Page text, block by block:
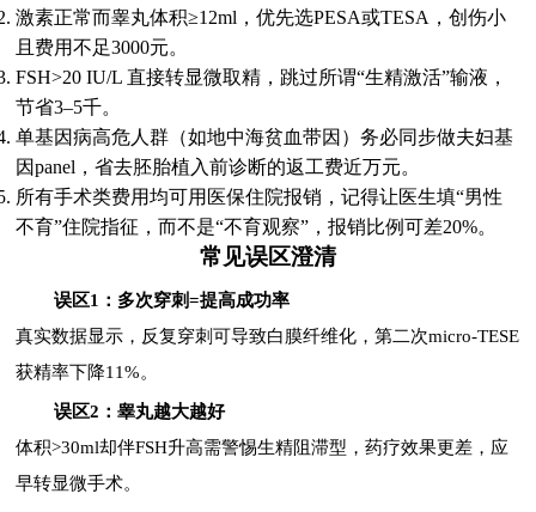
激素正常而睾丸体积≥12ml，优先选PESA或TESA，创伤小
且费用不足3000元。
FSH>20 IU/L 直接转显微取精，跳过所谓“生精激活”输液，
节省3–5千。
单基因病高危人群（如地中海贫血带因）务必同步做夫妇基
因panel，省去胚胎植入前诊断的返工费近万元。
所有手术类费用均可用医保住院报销，记得让医生填“男性
不育”住院指征，而不是“不育观察”，报销比例可差20%。
常见误区澄清
误区1：多次穿刺=提高成功率
真实数据显示，反复穿刺可导致白膜纤维化，第二次micro-TESE
获精率下降11%。
误区2：睾丸越大越好
体积>30ml却伴FSH升高需警惕生精阻滞型，药疗效果更差，应
早转显微手术。